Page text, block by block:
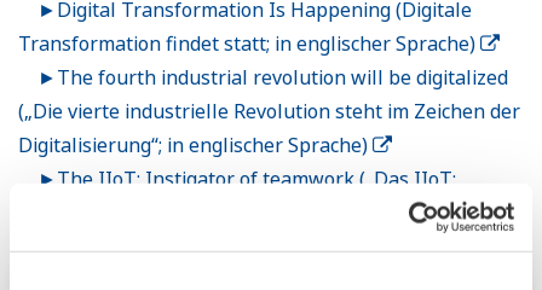
►Digital Transformation Is Happening (Digitale
Transformation findet statt; in englischer Sprache)
►The fourth industrial revolution will be digitalized
(„Die vierte industrielle Revolution steht im Zeichen der
Digitalisierung“; in englischer Sprache)
►The IIoT: Instigator of teamwork („Das IIoT:
Impulsgeber für Teamarbeit“; in englischer Sprache)